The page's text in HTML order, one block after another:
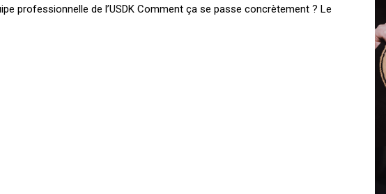
professionnelle de l’USDK Comment ça se passe concrètement ? Le